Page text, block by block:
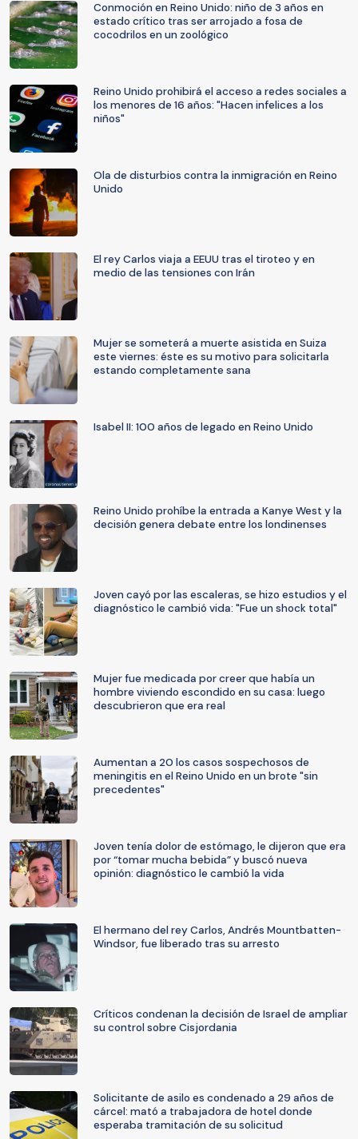
Conmoción en Reino Unido: niño de 3 años en
estado crítico tras ser arrojado a fosa de
cocodrilos en un zoológico
Reino Unido prohibirá el acceso a redes sociales a
los menores de 16 años: "Hacen infelices a los
niños"
Ola de disturbios contra la inmigración en Reino
Unido
El rey Carlos viaja a EEUU tras el tiroteo y en
medio de las tensiones con Irán
Mujer se someterá a muerte asistida en Suiza
este viernes: éste es su motivo para solicitarla
estando completamente sana
Isabel II: 100 años de legado en Reino Unido
Reino Unido prohíbe la entrada a Kanye West y la
decisión genera debate entre los londinenses
Joven cayó por las escaleras, se hizo estudios y el
diagnóstico le cambió vida: "Fue un shock total"
Mujer fue medicada por creer que había un
hombre viviendo escondido en su casa: luego
descubrieron que era real
Aumentan a 20 los casos sospechosos de
meningitis en el Reino Unido en un brote "sin
precedentes"
Joven tenía dolor de estómago, le dijeron que era
por “tomar mucha bebida” y buscó nueva
opinión: diagnóstico le cambió la vida
El hermano del rey Carlos, Andrés Mountbatten-
Windsor, fue liberado tras su arresto
Críticos condenan la decisión de Israel de ampliar
su control sobre Cisjordania
Solicitante de asilo es condenado a 29 años de
cárcel: mató a trabajadora de hotel donde
esperaba tramitación de su solicitud